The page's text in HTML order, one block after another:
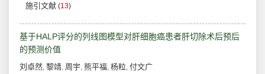
施引文献 (13)
基于HALP评分的列线图模型对肝细胞癌患者肝切除术后预后
的预测价值
刘卓然, 黎靖, 周宇, 熊平福, 杨粒, 付文广